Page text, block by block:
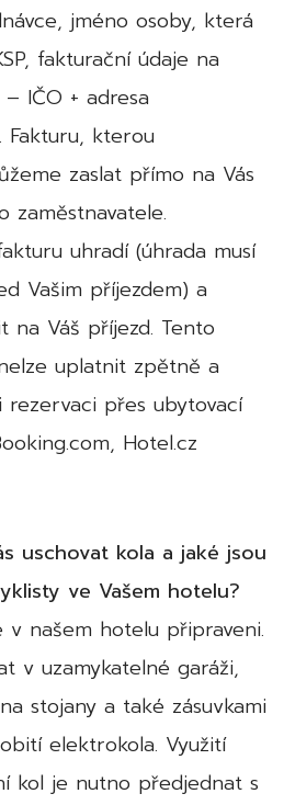
jméno osoby, která
fakturační údaje na
IČO + adresa
Fakturu, kterou
zaslat přímo na Vás
zaměstnavatele.
uhradí (úhrada musí
Vašim příjezdem) a
na Váš příjezd. Tento
uplatnit zpětně a
přes ubytovací
Hotel.cz
uschovat kola a jaké jsou
ve Vašem hotelu?
v našem hotelu připraveni.
v uzamykatelné garáži,
stojany a také zásuvkami
elektrokola. Využití
kol je nutno předjednat s